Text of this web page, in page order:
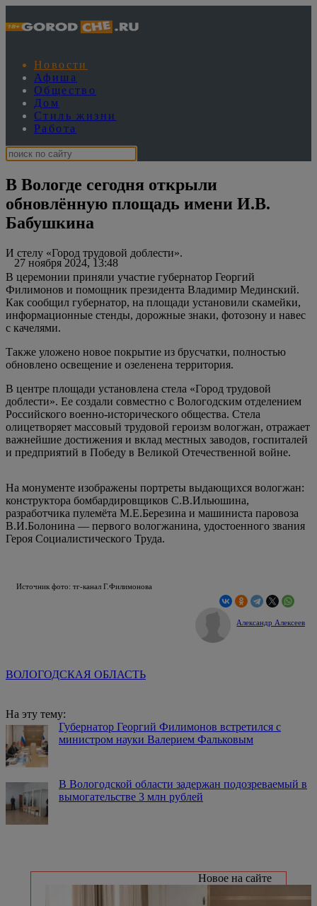
Новости
Афиша
Общество
Дом
Стиль жизни
Работа
В Вологде сегодня открыли
обновлённую площадь имени И.В.
Бабушкина
27 ноября 2024, 13:48
И стелу «Город трудовой доблести».
В церемонии приняли участие губернатор Георгий
Филимонов и помощник президента Владимир Мединский.
Как сообщил губернатор, на площади ️установили скамейки,
информационные стенды, дорожные знаки, фотозону и навес
с качелями.
Также ️уложено новое покрытие из брусчатки, полностью
обновлено освещение и ️озеленена территория.
В центре площади установлена стела «Город трудовой
доблести». Ее создали совместно с Вологодским отделением
Российского военно-исторического общества. Стела
олицетворяет массовый трудовой героизм вологжан, отражает
важнейшие достижения и вклад местных заводов, госпиталей
и предприятий в Победу в Великой Отечественной войне.
На монументе изображены портреты выдающихся вологжан:
конструктора бомбардировщиков С.В.Ильюшина,
разработчика пулемёта М.Е.Березина и машиниста паровоза
В.И.Болонина — первого вологжанина, удостоенного звания
Героя Социалистического Труда.
Источник фото: тг-канал Г.Филимонова
Александр Алексеев
ВОЛОГОДСКАЯ ОБЛАСТЬ
На эту тему:
Губернатор Георгий Филимонов встретился с
министром науки Валерием Фальковым
В Вологодской области задержан подозреваемый в
вымогательстве 3 млн рублей
Новое на сайте